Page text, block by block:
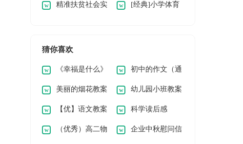
活动总结（经典） 动总结
精准扶贫社会实 [经典]小学体育
猜你喜欢
《幸福是什么》
教学反思
初中的作文（通
用5篇）
美丽的烟花教案 幼儿园小班教案
《大苹果》
【优】语文教案
8篇
科学读后感
（优秀）高二物 企业中秋慰问信